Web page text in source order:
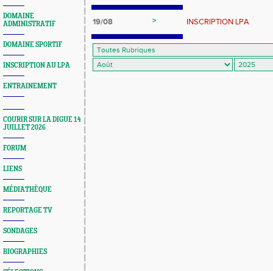
DOMAINE
ADMINISTRATIF
DOMAINE SPORTIF
INSCRIPTION AU LPA
ENTRAINEMENT
COURIR SUR LA DIGUE 14
JUILLET 2026
FORUM
LIENS
MÉDIATHÈQUE
REPORTAGE TV
SONDAGES
BIOGRAPHIES
19/08 > INSCRIPTION LPA